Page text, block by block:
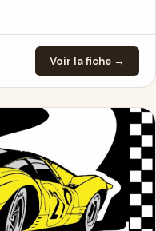
Voir la fiche →